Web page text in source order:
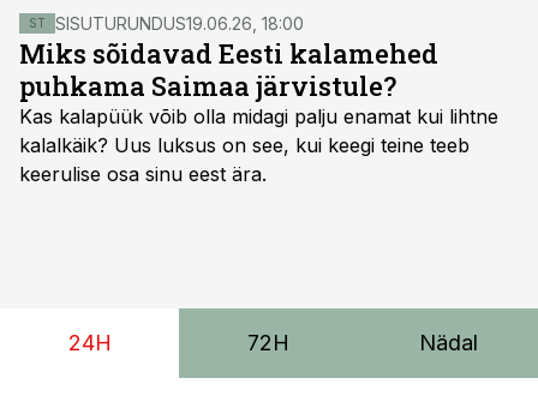
näpuga seaduses järge ajada, on selline lahendus
rangelt võttes ebaseaduslik (või asub vähemalt n-ö
hallis alas), sest kala jääb enamikel juhtudel otsa ikkagi
väljastpoolt. Kalastajalt on küsitud, kas tuulehaugi siis
tõesti kuidagi muudmoodi kätte saada ei ole võimalik.
ST SISUTURUNDUS19.06.26, 18:00
Miks sõidavad Eesti kalamehed
puhkama Saimaa järvistule?
Kas kalapüük võib olla midagi palju enamat kui lihtne
kalalkäik? Uus luksus on see, kui keegi teine teeb
keerulise osa sinu eest ära.
24H 72H Nädal